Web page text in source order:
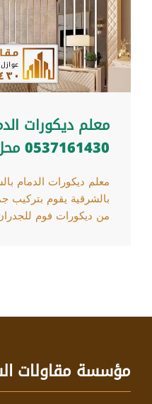
معلم ديكورات
0537161430 محل ديكورات الخبر
معلم ديكورات الدمام
بالشرقية يقوم بتركيب
من ديكورات فوم
مؤسسة مقاولات